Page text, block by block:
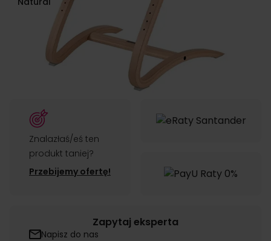
zł 1,889.00
Dodaj do koszyka
Znalazłaś/eś ten
produkt taniej?
Przebijemy ofertę!
Zapytaj eksperta
Napisz do nas